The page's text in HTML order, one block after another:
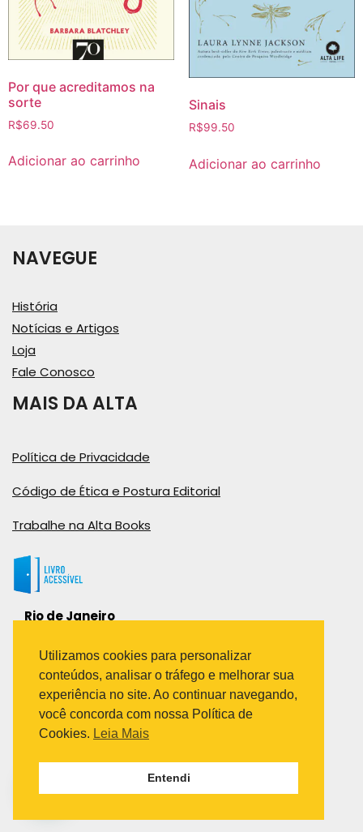
Por que acreditamos na
sorte
R$69.50
Adicionar ao carrinho
Sinais
R$99.50
Adicionar ao carrinho
NAVEGUE
História
Notícias e Artigos
Loja
Fale Conosco
MAIS DA ALTA
Política de Privacidade
Código de Ética e Postura Editorial
Trabalhe na Alta Books
Rio de Janeiro
Bairro Industrial do Jacaré
Rio de Janeiro – RJ – CEP: 20970-031
Telefone:
(21) 3278-8069
(21) 3995-7512
Avenida Paulista 1636 / sala 1407
Utilizamos cookies para personalizar
conteúdos, analisar o tráfego e melhorar sua
experiência no site. Ao continuar navegando,
você concorda com nossa Política de
Cookies. Leia Mais
Entendi